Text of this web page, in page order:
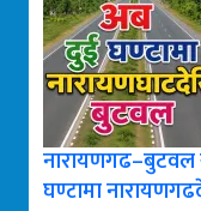
नारायणगढ–बुटवल
घण्टामा